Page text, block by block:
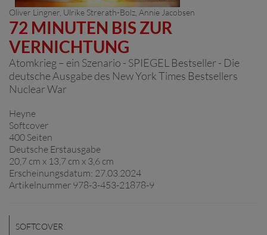
Oliver Lingner Ulrike Strerath-Bolz Annie Jacobsen
72 MINUTEN BIS ZUR
VERNICHTUNG
Atomkrieg – ein Szenario - SPIEGEL Bestseller - Die
deutsche Ausgabe des New York Times Bestsellers
Nuclear War
Heyne
Softcover
400 Seiten
Deutsche Erstausgabe
20,7 cm x 13,7 cm x 3,6 cm
Erscheinungsdatum: 27.03.2024
Artikelnummer 978-3-453-21878-9
SOFTCOVER